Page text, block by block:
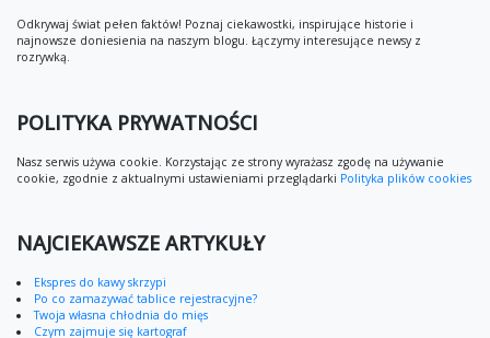
Odkrywaj świat pełen faktów! Poznaj ciekawostki, inspirujące historie i
najnowsze doniesienia na naszym blogu. Łączymy interesujące newsy z
rozrywką.
POLITYKA PRYWATNOŚCI
Nasz serwis używa cookie. Korzystając ze strony wyrażasz zgodę na używanie
cookie, zgodnie z aktualnymi ustawieniami przeglądarki Polityka plików cookies
NAJCIEKAWSZE ARTYKUŁY
Ekspres do kawy skrzypi
Po co zamazywać tablice rejestracyjne?
Twoja własna chłodnia do mięs
Czym zajmuje się kartograf